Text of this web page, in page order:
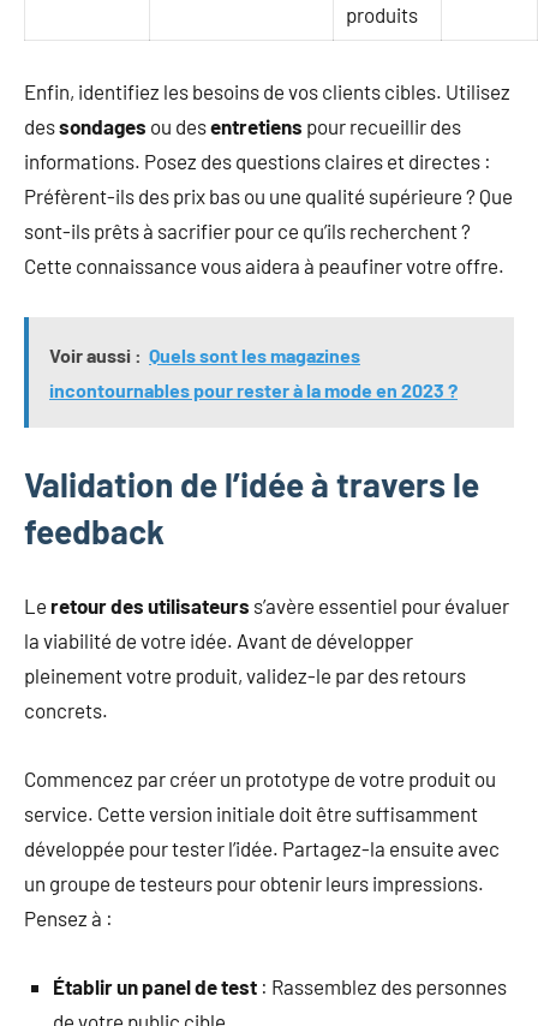
produits
Enfin, identifiez les besoins de vos clients cibles. Utilisez
dessondages ou desentretiens pour recueillir des
informations. Posez des questions claires et directes :
Préfèrent-ils des prix bas ou une qualité supérieure ? Que
sont-ils prêts à sacrifier pour ce qu’ils recherchent ?
Cette connaissance vous aidera à peaufiner votre offre.
Voir aussi : Quels sont les magazines
incontournables pour rester à la mode en 2023 ?
Validation de l’idée à travers le
feedback
Le retour des utilisateurs s’avère essentiel pour évaluer
la viabilité de votre idée. Avant de développer
pleinement votre produit, validez-le par des retours
concrets.
Commencez par créer un prototype de votre produit ou
service. Cette version initiale doit être suffisamment
développée pour tester l’idée. Partagez-la ensuite avec
un groupe de testeurs pour obtenir leurs impressions.
Pensez à :
Établir un panel de test : Rassemblez des personnes
de votre public cible.